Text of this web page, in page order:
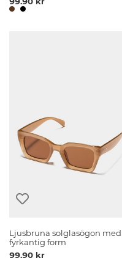
Ljusbruna solglasögon med
fyrkantig form
99.90 kr